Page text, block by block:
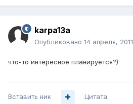
karpa13a
Опубликовано 14 апреля, 2011
что-то интересное планируется?)
Вставить ник Цитата